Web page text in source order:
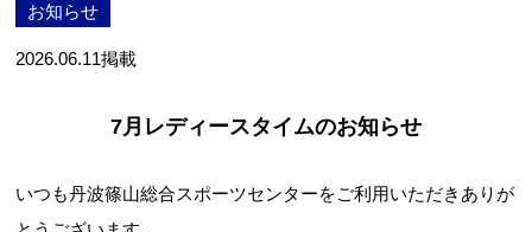
お知らせ
2026.06.11掲載
7月レディースタイムのお知らせ
いつも丹波篠山総合スポーツセンターをご利用いただきありが